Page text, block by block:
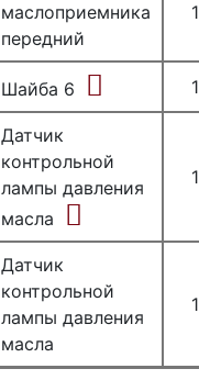
маслоприемника
передний
1
Шайба 6 1
Датчик
контрольной
лампы давления
масла
1
Датчик
контрольной
лампы давления
масла
1